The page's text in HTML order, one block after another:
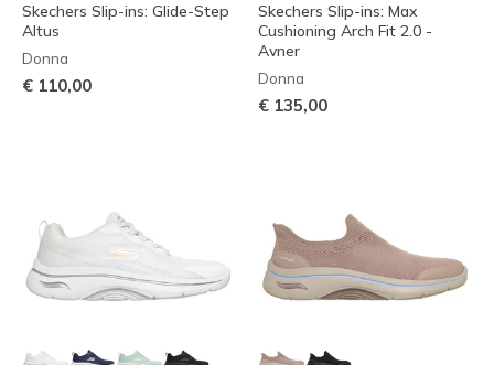
Skechers Slip-ins: Glide-Step
Altus
Donna
€ 110,00
Skechers Slip-ins: Max
Cushioning Arch Fit 2.0 -
Avner
Donna
€ 135,00